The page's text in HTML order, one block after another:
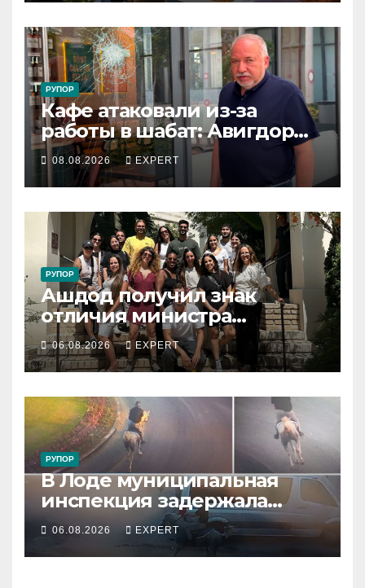
РУПОР
Кафе атаковали из-за
работы в шабат: Авигдор
Либерман приехал
поддержать владельцев
08.08.2026 EXPERT
РУПОР
Ашдод получил знак
отличия министра
обороны за поддержку
резервистов
06.08.2026 EXPERT
РУПОР
В Лоде муниципальная
инспекция задержала
подростка, устроившего
опасную скачку на лошади
по улицам города
06.08.2026 EXPERT